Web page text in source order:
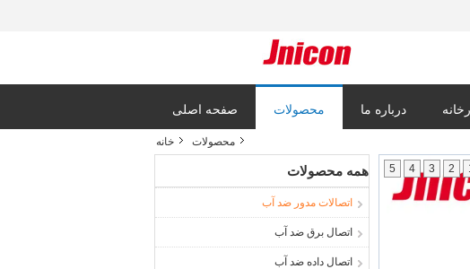
صفحه اصلی محصولات درباره ما
خانه محصولات
همه محصولات
اتصالات مدور ضد آب
اتصال برق ضد آب
اتصال داده ضد آب
2
3
4
5